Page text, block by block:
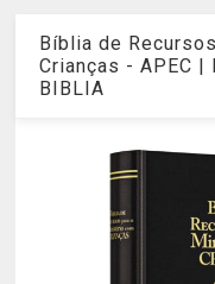
Bíblia de
Crianças - APEC |
BIBLIA